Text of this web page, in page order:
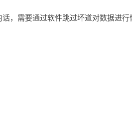
，需要通过软件跳过坏道对数据进行